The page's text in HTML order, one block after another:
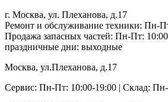
г. Москва, ул. Плеханова, д.17
Ремонт и обслуживание техники: Пн-
Продажа запасных частей: Пн-Пт:
праздничные дни: выходные
Москва, ул.Плеханова, д.17
Сервис: Пн-Пт: 10:00-19:00 | Склад: